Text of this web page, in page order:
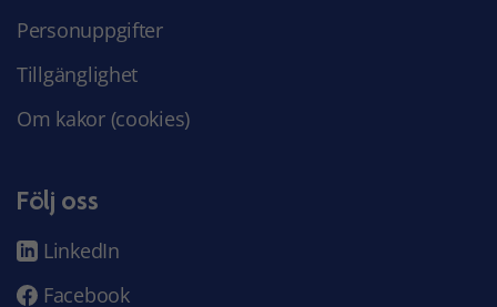
Personuppgifter
Tillgänglighet
Om kakor (cookies)
Följ oss
LinkedIn
Facebook